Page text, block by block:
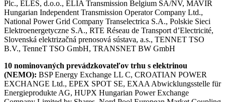
Plc., ELES, d.o.o., ELIA Transmission Belgium SA/NV, MAVIR
Hungarian Independent Transmission Operator Company Ltd.,
National Power Grid Company Transelectrica S.A., Polskie Sieci
Elektroenergetyczne S.A., RTE Réseau de Transport d’Electricité,
Slovenská elektrizačná prenosová sústava, a.s., TENNET TSO
B.V., TenneT TSO GmbH, TRANSNET BW GmbH
10 nominovaných prevádzkovateľov trhu s elektrinou
(NEMO): BSP Energy Exchange LL C, CROATIAN POWER
EXCHANGE Ltd., EPEX SPOT SE, EXAA Abwicklungsstelle für
Energieprodukte AG, HUPX Hungarian Power Exchange